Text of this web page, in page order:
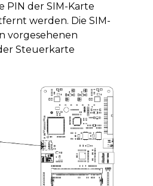
PIN der SIM-Karte
werden. Die SIM-
vorgesehenen
Steuerkarte